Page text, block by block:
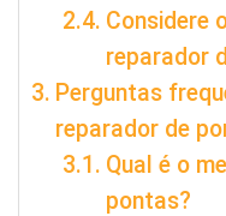
Considere
reparador
Perguntas
reparador de
Qual é o
pontas?